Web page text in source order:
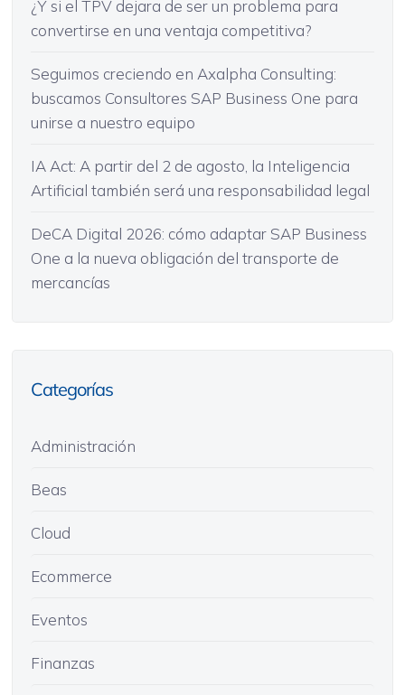
¿Y si el TPV dejara de ser un problema para
convertirse en una ventaja competitiva?
Seguimos creciendo en Axalpha Consulting:
buscamos Consultores SAP Business One para
unirse a nuestro equipo
IA Act: A partir del 2 de agosto, la Inteligencia
Artificial también será una responsabilidad legal
DeCA Digital 2026: cómo adaptar SAP Business
One a la nueva obligación del transporte de
mercancías
Categorías
Administración
Beas
Cloud
Ecommerce
Eventos
Finanzas